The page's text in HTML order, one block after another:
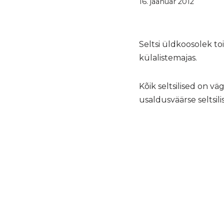
Seltsi üldkoosolek
külalistemajas.
Kõik seltsilised on
usaldusväärse